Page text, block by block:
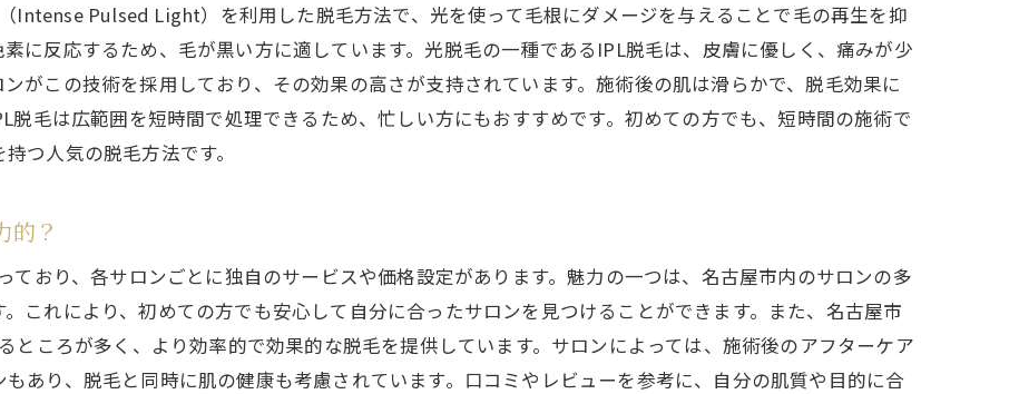
IPL脱毛の基礎知識！施術の流れと注意点
初心者向け！安心して始める名古屋での脱毛
名古屋でIPL脱毛を始める前に知っておくこと
初心者必見！名古屋市でのIPL脱毛のステップ
名古屋市で選ぶ肌に優しいIPL脱毛とは
痛みが少ない！IPL脱毛の快適さ
IPL脱毛が名古屋で支持される理由
Intense Pulsed Light）を利用した脱毛方法で、光を使って毛根にダメージを与えることで毛の再生を抑
に反応するため、毛が黒い方に適しています。光脱毛の一種であるIPL脱毛は、皮膚に優しく、痛みが少
がこの技術を採用しており、その効果の高さが支持されています。施術後の肌は滑らかで、脱毛効果に
脱毛は広範囲を短時間で処理できるため、忙しい方にもおすすめです。初めての方でも、短時間の施術で
つ人気の脱毛方法です。
的？
ており、各サロンごとに独自のサービスや価格設定があります。魅力の一つは、名古屋市内のサロンの多
これにより、初めての方でも安心して自分に合ったサロンを見つけることができます。また、名古屋市
ところが多く、より効率的で効果的な脱毛を提供しています。サロンによっては、施術後のアフターケア
あり、脱毛と同時に肌の健康も考慮されています。口コミやレビューを参考に、自分の肌質や目的に合